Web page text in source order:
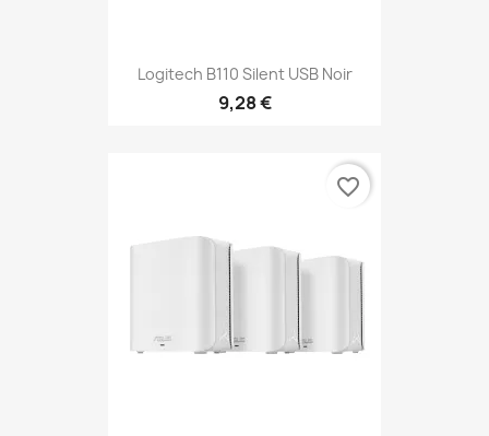
Logitech B110 Silent USB Noir
9,28 €
favorite_border